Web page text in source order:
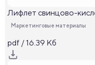
Лифлет свинцово-
Маркетинговые материалы
pdf / 16.39 Кб